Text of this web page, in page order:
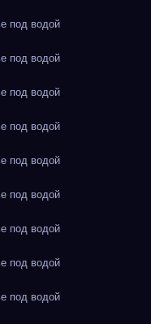
под водой
под водой
под водой
под водой
под водой
под водой
под водой
под водой
под водой